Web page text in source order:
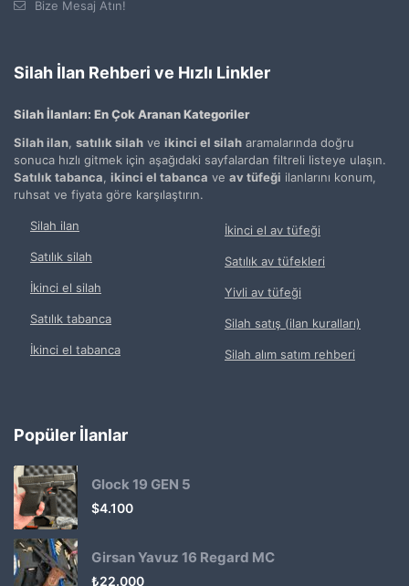
Bize Mesaj Atın!
Silah İlan Rehberi ve Hızlı Linkler
Silah İlanları: En Çok Aranan Kategoriler
Silah ilan satılık silah ve ikinci el silah aramalarında doğru
sonuca hızlı gitmek için aşağıdaki sayfalardan filtreli listeye ulaşın.
Satılık tabanca ikinci el tabanca ve av tüfeği ilanlarını konum,
ruhsat ve fiyata göre karşılaştırın.
Silah ilan
Satılık silah
İkinci el silah
Satılık tabanca
İkinci el tabanca
İkinci el av tüfeği
Satılık av tüfekleri
Yivli av tüfeği
Silah satış (ilan kuralları)
Silah alım satım rehberi
Popüler İlanlar
Glock 19 GEN 5
$4.100
Girsan Yavuz 16 Regard MC
₺22.000